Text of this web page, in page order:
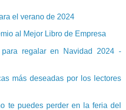
el verano de 2024
al Mejor Libro de Empresa
para regalar en Navidad 2024 -
más deseadas por los lectores
te puedes perder en la feria del